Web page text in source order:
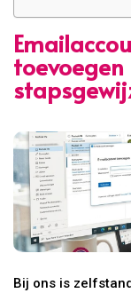
toevoegen
Bij ons is